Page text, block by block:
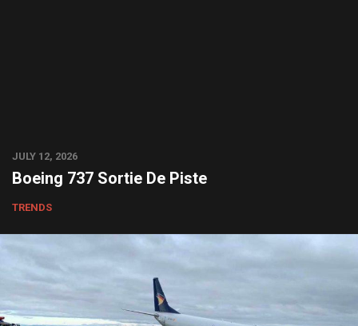
JULY 12, 2026
Boeing 737 Sortie De Piste
TRENDS